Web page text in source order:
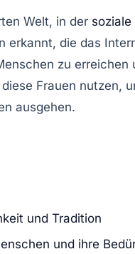
Welt, in der soziale
erkannt, die das
zu
Frauen nutzen,
ausgehen.
und Tradition
und ihre